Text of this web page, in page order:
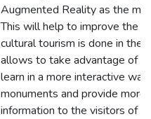
Augmented Reality as the
This will help to improve the
cultural tourism is done in the
allows to take advantage of
learn in a more interactive
monuments and provide more
information to the visitors of